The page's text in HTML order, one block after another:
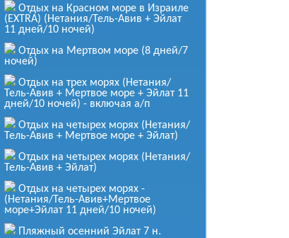
от700 $
за человека
Иерусалим
Подробнее
от620 $
за человека
Подробнее
Израиль Христианский (8 дней/7
ночей) по спец. цене
от 459 $
за человека
Отдых на Красном море в Израиле
(EXTRA) (Нетания/Тель-Авив + Эйлат
11 дней/10 ночей)
Отдых на Мертвом море (8 дней/7
ночей)
Отдых на трех морях (Нетания/
Тель-Авив + Мертвое море + Эйлат 11
дней/10 ночей) - включая а/п
Отдых на четырех морях (Нетания/
Тель-Авив + Мертвое море + Эйлат)
Отдых на четырех морях (Нетания/
Тель-Авив + Эйлат)
Отдых на четырех морях -
(Нетания/Тель-Авив+Мертвое
море+Эйлат 11 дней/10 ночей)
Пляжный осенний Эйлат 7 н.